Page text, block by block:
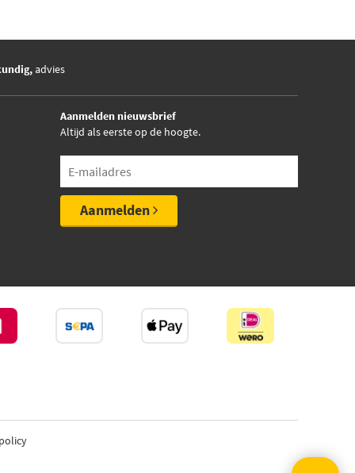
advies
Aanmelden nieuwsbrief
Altijd als eerste op de hoogte.
Aanmelden